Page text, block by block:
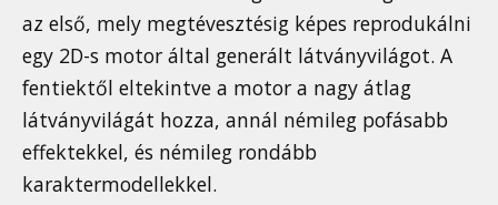
az első, mely megtévesztésig képes reprodukálni
egy 2D-s motor által generált látványvilágot. A
fentiektől eltekintve a motor a nagy átlag
látványvilágát hozza, annál némileg pofásabb
effektekkel, és némileg rondább
karaktermodellekkel.